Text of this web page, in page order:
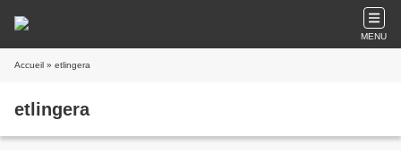
MENU
Accueil » etlingera
etlingera